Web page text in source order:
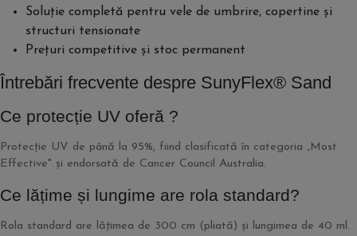
Soluție completă pentru vele de umbrire, copertine și
structuri tensionate
Prețuri competitive și stoc permanent
Întrebări frecvente despre SunyFlex® Sand
Ce protecție UV oferă ?
Protecție UV de până la 95%, fiind clasificată în categoria „Most
Effective" și endorsată de Cancer Council Australia.
Ce lățime și lungime are rola standard?
Rola standard are lățimea de 300 cm (pliată) și lungimea de 40 ml.